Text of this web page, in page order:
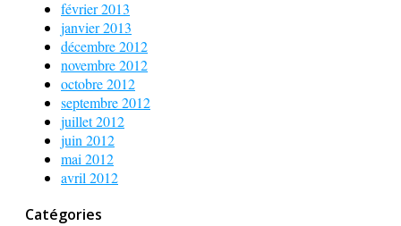
février 2013
janvier 2013
décembre 2012
novembre 2012
octobre 2012
septembre 2012
juillet 2012
juin 2012
mai 2012
avril 2012
Catégories